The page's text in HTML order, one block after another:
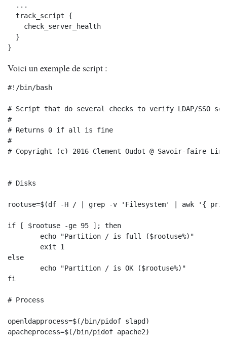
  ...
track_script {
check_server_health
}
}
Voici un exemple de script :
#!/bin/bash
# Script that do several checks to verify LDAP/SSO
#
# Returns 0 if all is fine
#
# Copyright (c) 2016 Clement Oudot @ Savoir-faire
# Disks
rootuse=$(df -H / | grep -v 'Filesystem' | awk '{
if [ $rootuse -ge 95 ]; then
echo "Partition / is full ($rootuse%)"
exit 1
else
echo "Partition / is OK ($rootuse%)"
fi
# Process
openldapprocess=$(/bin/pidof slapd)
apacheprocess=$(/bin/pidof apache2)